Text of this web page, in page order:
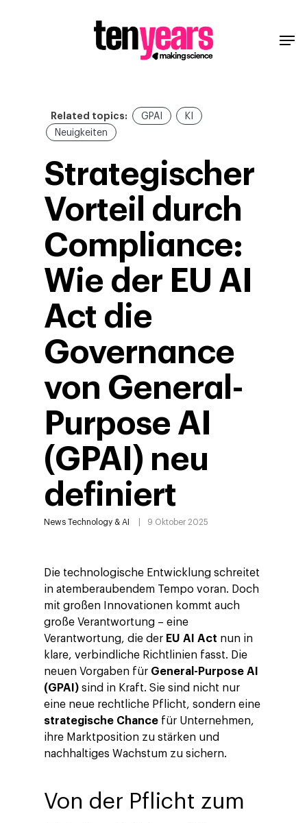
Related topics: GPAI
KI
Neuigkeiten
Strategischer
Vorteil durch
Compliance:
Wie der EU AI
Act die
Governance
von General-
Purpose AI
(GPAI) neu
definiert
News Technology & AI 9 Oktober 2025
Die technologische Entwicklung schreitet
in atemberaubendem Tempo voran. Doch
mit großen Innovationen kommt auch
große Verantwortung – eine
Verantwortung, die der EU AI Act nun in
klare, verbindliche Richtlinien fasst. Die
neuen Vorgaben für General-Purpose AI
(GPAI) sind in Kraft. Sie sind nicht nur
eine neue rechtliche Pflicht, sondern eine
strategische Chance für Unternehmen,
ihre Marktposition zu stärken und
nachhaltiges Wachstum zu sichern.
Von der Pflicht zum